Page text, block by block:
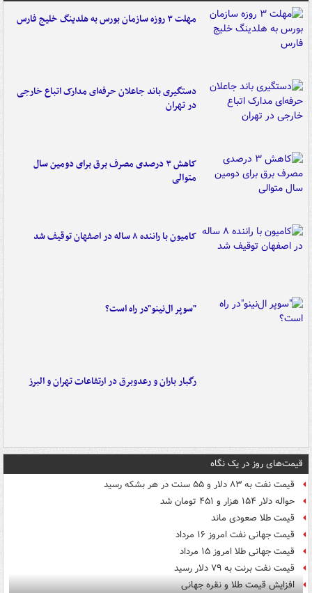
مهلت ۳ روزه سازمان بورس به هلدینگ خلیج فارس
دستگیری باند جاعلان حرفه‌ای مدارک اتباع خارجی
در تهران
کاهش ۳ درصدی مصرف برق برای دومین سال
متوالی
کامیون با راننده ۸ ساله در اصفهان توقیف شد
"سوپر ال‌نینو"در راه است؟
رگبار باران و رعدوبرق در ارتفاعات تهران و البرز
قیمت‌های روز در یک نگاه
قیمت نفت به ۸۳ دلار و ۵۵ سنت در هر بشکه رسید
حواله دلار ۱۵۴ هزار و ۴۵۱ تومان شد
قیمت طلا صعودی ماند
قیمت جهانی نفت امروز ۱۶ مرداد
قیمت جهانی طلا امروز ۱۵ مرداد
قیمت نفت برنت به ۷۹ دلار رسید
افزایش قیمت طلا و نقره جهانی